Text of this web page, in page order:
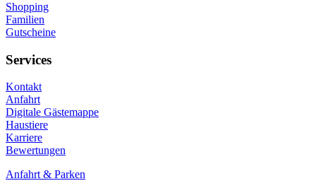
Shopping
Familien
Gutscheine
Services
Kontakt
Anfahrt
Digitale Gästemappe
Haustiere
Karriere
Bewertungen
Anfahrt & Parken